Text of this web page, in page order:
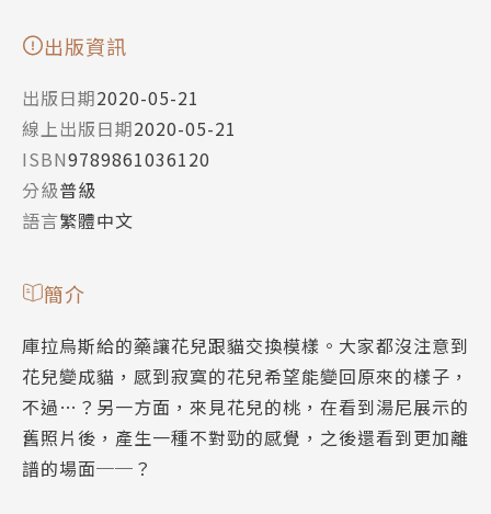
出版資訊
出版日期2020-05-21
線上出版日期2020-05-21
ISBN9789861036120
分級普級
語言繁體中文
簡介
庫拉烏斯給的藥讓花兒跟貓交換模樣。大家都沒注意到
花兒變成貓，感到寂寞的花兒希望能變回原來的樣子，
不過…？另一方面，來見花兒的桃，在看到湯尼展示的
舊照片後，產生一種不對勁的感覺，之後還看到更加離
譜的場面──？